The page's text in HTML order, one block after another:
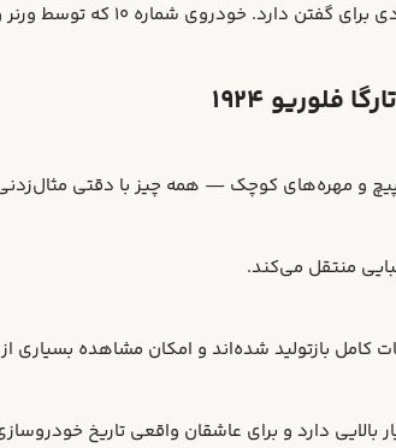
هم در زمینه مهندسی و هم در
۱۹۲۴
و مهره‌های کوچک — همه چیز با دقتی
بازتولید شده‌اند و امکان مشاهده بسیاری از